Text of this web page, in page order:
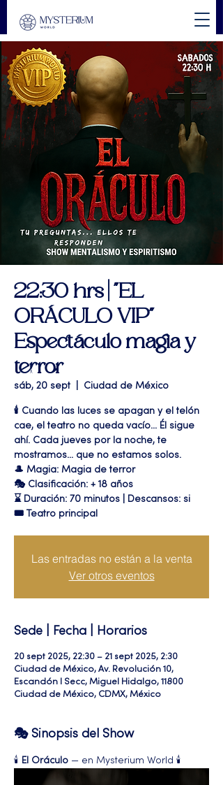
22:30 hrs | "EL
ORÁCULO VIP"
Espectáculo magia y
terror
sáb, 20 sept Ciudad de México
🕯️ Cuando las luces se apagan y el telón
cae, el teatro no queda vacío... Él sigue
ahí. Cada jueves por la noche, te
mostramos... que no estamos solos.
🎩 Magia: Magia de terror
🎭 Clasificación: + 18 años
⌛ Duración: 70 minutos | Descansos: si
🎟 Teatro principal
Las entradas no están a la venta
Ver otros eventos
Sede | Fecha | Horarios
20 sept 2025, 22:30 – 21 sept 2025, 2:30
Ciudad de México, Av. Revolución 10,
Escandón I Secc, Miguel Hidalgo, 11800
Ciudad de México, CDMX, México
🎭 Sinopsis del Show
🕯️ El Oráculo — en Mysterium World 🕯️